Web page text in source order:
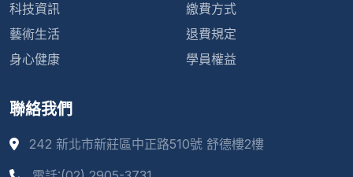
科技資訊
藝術生活
身心健康
繳費方式
退費規定
學員權益
聯絡我們
242 新北市新莊區中正路510號 舒德樓2樓